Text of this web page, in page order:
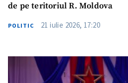
de pe teritoriul R. Moldova
POLITIC 21 iulie 2026, 17:20